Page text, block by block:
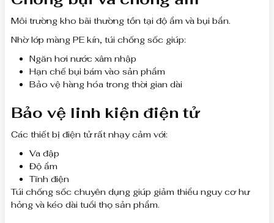
Môi trường kho bãi thường tồn tại độ ẩm và bụi bẩn.
Nhờ lớp màng PE kín, túi chống sốc giúp:
Ngăn hơi nước xâm nhập
Hạn chế bụi bám vào sản phẩm
Bảo vệ hàng hóa trong thời gian dài
Bảo vệ linh kiện điện tử
Các thiết bị điện tử rất nhạy cảm với:
Va đập
Độ ẩm
Tĩnh điện
Túi chống sốc chuyên dụng giúp giảm thiểu nguy cơ hư
hỏng và kéo dài tuổi thọ sản phẩm.